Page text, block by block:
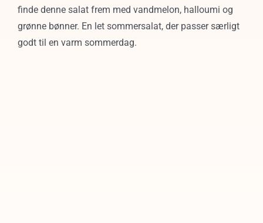
finde denne salat frem med vandmelon, halloumi og
grønne bønner. En let sommersalat, der passer særligt
godt til en varm sommerdag.